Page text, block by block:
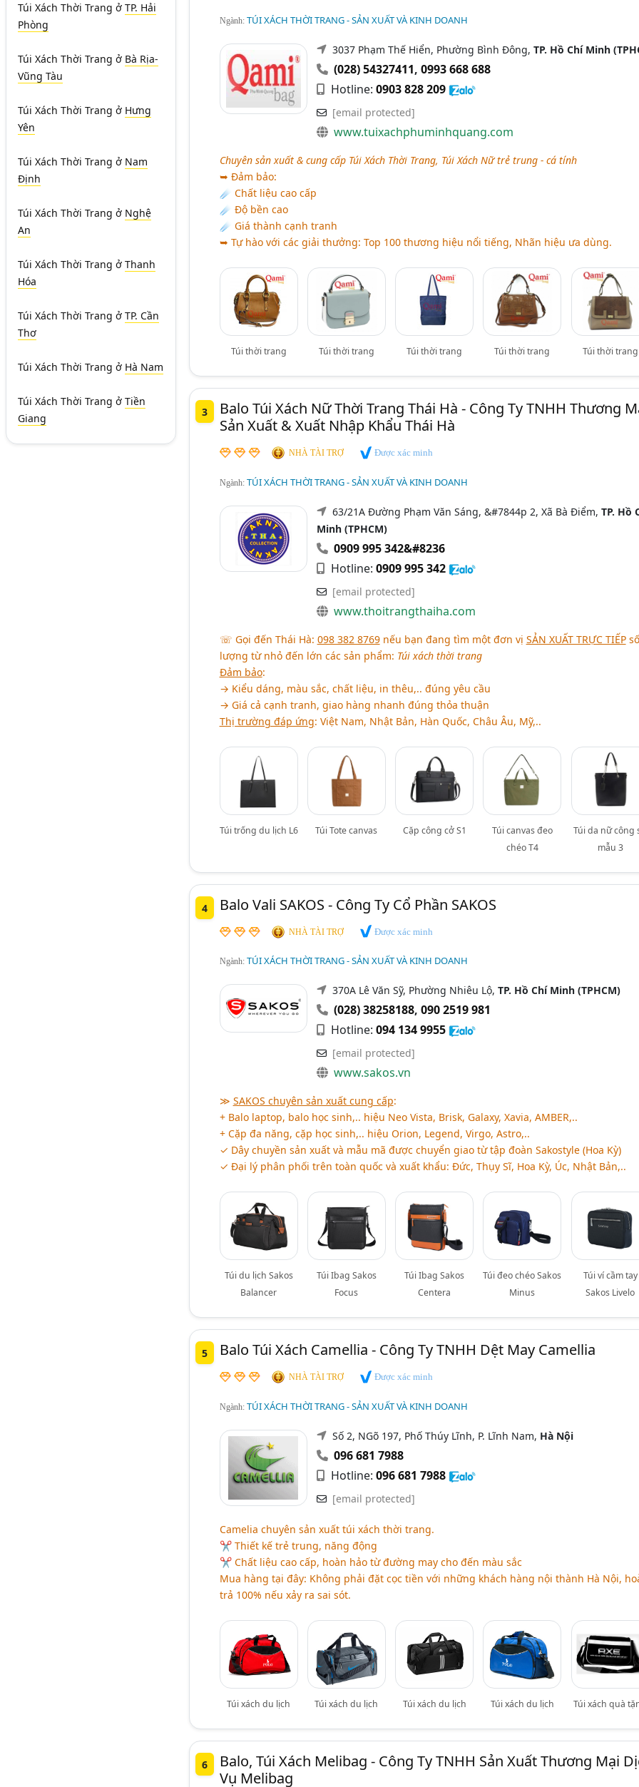
Túi Xách Thời Trang ở TP. Hải
Phòng
Túi Xách Thời Trang ở Bà Rịa-
Vũng Tàu
Túi Xách Thời Trang ở Hưng
Yên
Túi Xách Thời Trang ở Nam
Định
Túi Xách Thời Trang ở Nghệ
An
Túi Xách Thời Trang ở Thanh
Hóa
Túi Xách Thời Trang ở TP. Cần
Thơ
Túi Xách Thời Trang ở Hà Nam
Túi Xách Thời Trang ở Tiền
Giang
Ngành: TÚI XÁCH THỜI TRANG - SẢN XUẤT VÀ KINH DOANH
3037 Phạm Thế Hiển, Phường Bình Đông, TP. Hồ Chí Minh
(028) 54327411, 0993 668 688
Hotline: 0903 828 209
[email protected]
www.tuixachphuminhquang.com
Chuyên sản xuất & cung cấp Túi Xách Thời Trang, Túi Xách Nữ trẻ trung - cá tính
➥ Đảm bảo:
☄ Chất liệu cao cấp
☄ Độ bền cao
☄ Giá thành cạnh tranh
➥ Tự hào với các giải thưởng: Top 100 thương hiệu nổi tiếng, Nhãn hiệu ưa dùng.
Túi thời trang Túi thời trang Túi thời trang Túi thời trang Túi thời trang
3
Balo Túi Xách Nữ Thời Trang Thái Hà - Công Ty TNHH Thương
Sản Xuất & Xuất Nhập Khẩu Thái Hà
NHÀ TÀI TRỢ Được xác minh
Ngành: TÚI XÁCH THỜI TRANG - SẢN XUẤT VÀ KINH DOANH
63/21A Đường Phạm Văn Sáng, &#7844p 2, Xã Bà Điểm, TP. Hồ
Minh (TPHCM)
0909 995 342&#8236
Hotline: 0909 995 342
[email protected]
www.thoitrangthaiha.com
☏ Gọi đến Thái Hà: 098 382 8769nếu bạn đang tìm một đơn vị SẢN XUẤT TRỰC TIẾPsố
lượng từ nhỏ đến lớn các sản phẩm: Túi xách thời trang
Đảm bảo:
→ Kiểu dáng, màu sắc, chất liệu, in thêu,.. đúng yêu cầu
→ Giá cả cạnh tranh, giao hàng nhanh đúng thỏa thuận
Thị trường đáp ứng: Việt Nam, Nhật Bản, Hàn Quốc, Châu Âu, Mỹ,..
Túi trống du lịch L6 Túi Tote canvas Cặp công cở S1
Túi canvas đeo
chéo T4
Túi da nữ công
mẫu 3
4 Balo Vali SAKOS - Công Ty Cổ Phần SAKOS
NHÀ TÀI TRỢ Được xác minh
Ngành: TÚI XÁCH THỜI TRANG - SẢN XUẤT VÀ KINH DOANH
370A Lê Văn Sỹ, Phường Nhiêu Lộ, TP. Hồ Chí Minh (TPHCM)
(028) 38258188, 090 2519 981
Hotline: 094 134 9955
[email protected]
www.sakos.vn
≫ SAKOS chuyên sản xuất cung cấp:
+ Balo laptop, balo học sinh,.. hiệu Neo Vista, Brisk, Galaxy, Xavia, AMBER,..
+ Cặp đa năng, cặp học sinh,.. hiệu Orion, Legend, Virgo, Astro,..
✓ Dây chuyền sản xuất và mẫu mã được chuyển giao từ tập đoàn Sakostyle (Hoa Kỳ)
✓ Đại lý phân phối trên toàn quốc và xuất khẩu: Đức, Thụy Sĩ, Hoa Kỳ, Úc, Nhật Bản,..
Túi du lịch Sakos
Balancer
Túi Ibag Sakos
Focus
Túi Ibag Sakos
Centera
Túi đeo chéo Sakos
Minus
Túi ví cầm tay
Sakos Livelo
5 Balo Túi Xách Camellia - Công Ty TNHH Dệt May Camellia
NHÀ TÀI TRỢ Được xác minh
Ngành: TÚI XÁCH THỜI TRANG - SẢN XUẤT VÀ KINH DOANH
Số 2, NGõ 197, Phố Thúy Lĩnh, P. Lĩnh Nam, Hà Nội
096 681 7988
Hotline: 096 681 7988
[email protected]
Camelia chuyên sản xuất túi xách thời trang.
✂ Thiết kế trẻ trung, năng động
✂ Chất liệu cao cấp, hoàn hảo từ đường may cho đến màu sắc
Mua hàng tại đây: Không phải đặt cọc tiền với những khách hàng nội thành Hà Nội,
trả 100% nếu xảy ra sai sót.
Túi xách du lịch Túi xách du lịch Túi xách du lịch Túi xách du lịch Túi xách quà
6
Balo, Túi Xách Melibag - Công Ty TNHH Sản Xuất Thương Mại
Vụ Melibag